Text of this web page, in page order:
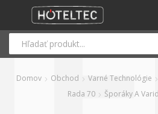
Domov Obchod Varné Technológie
Rada 70
Šporáky A